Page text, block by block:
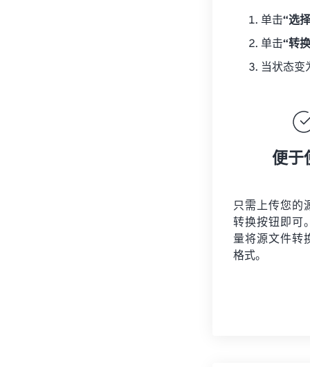
单击“选
单击“转
当状态变
便于
只需上传您的
转换按钮即可
量将源文件转
格式。